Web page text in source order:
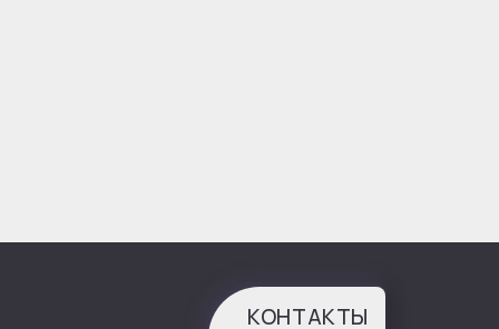
КОНТАКТЫ